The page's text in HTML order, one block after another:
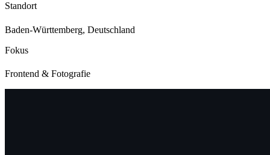
Standort
Baden-Württemberg, Deutschland
Fokus
Frontend & Fotografie